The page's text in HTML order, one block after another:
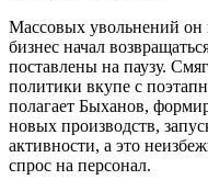
Массовых увольнений он
бизнес начал
поставлены на паузу.
политики вкупе с
полагает Быханов,
новых производств,
активности, а это
спрос на персонал.